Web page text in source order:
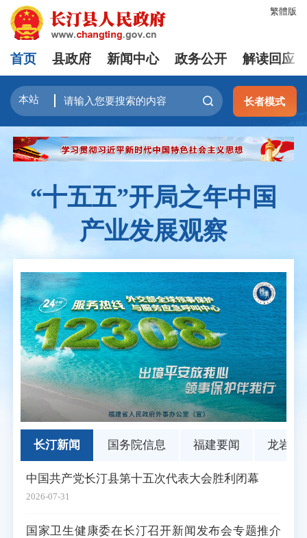
繁體版
首页 县政府 新闻中心 政务公开 解读回应
长者模式
“十五五”开局之年中国
产业发展观察
长汀新闻 国务院信息 福建要闻 龙岩要
中国共产党长汀县第十五次代表大会胜利闭幕
2026-07-31
国家卫生健康委在长汀召开新闻发布会专题推介